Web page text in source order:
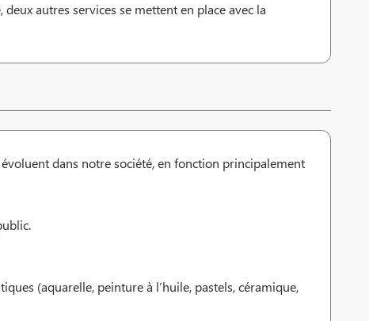
autres services se mettent en place avec la
dans notre société, en fonction principalement
(aquarelle, peinture à l’huile, pastels, céramique,